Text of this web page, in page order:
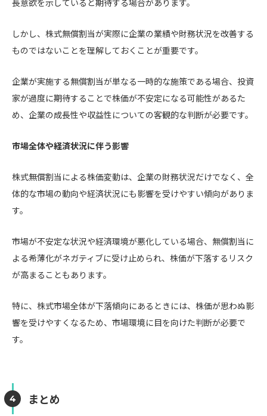
しかし、株式無償割当が実際に企業の業績や財務状況を改善する
ものではないことを理解しておくことが重要です。
企業が実施する無償割当が単なる一時的な施策である場合、投資
家が過度に期待することで株価が不安定になる可能性があるた
め、企業の成長性や収益性についての客観的な判断が必要です。
市場全体や経済状況に伴う影響
株式無償割当による株価変動は、企業の財務状況だけでなく、全
体的な市場の動向や経済状況にも影響を受けやすい傾向がありま
す。
市場が不安定な状況や経済環境が悪化している場合、無償割当に
よる希薄化がネガティブに受け止められ、株価が下落するリスク
が高まることもあります。
特に、株式市場全体が下落傾向にあるときには、株価が思わぬ影
響を受けやすくなるため、市場環境に目を向けた判断が必要で
す。
まとめ